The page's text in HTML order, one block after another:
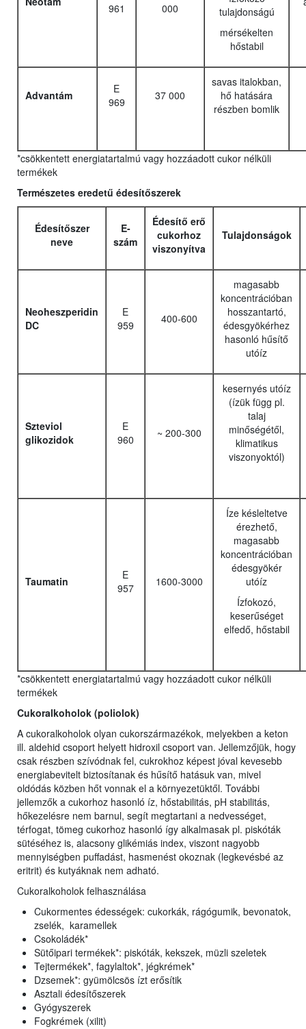
961
000
tulajdonságú
mérsékelten
hőstabil
Advantám
E
969
37 000
savas italokban,
hő hatására
részben bomlik
*csökkentett energiatartalmú vagy hozzáadott cukor nélküli
termékek
Természetes eredetű édesítőszerek
Édesítőszer
neve
E-
szám
Édesítő erő
cukorhoz
viszonyítva
Tulajdonságok
Neoheszperidin
DC
E
959
400-600
magasabb
koncentrációban
hosszantartó,
édesgyökérhez
hasonló hűsítő
utóíz
Szteviol
glikozidok
E
960
~ 200-300
kesernyés utóíz
(ízük függ pl.
talaj
minőségétől,
klimatikus
viszonyoktól)
Taumatin
E
957
1600-3000
Íze késleltetve
érezhető,
magasabb
koncentrációban
édesgyökér
utóíz
Ízfokozó,
keserűséget
elfedő, hőstabil
*csökkentett energiatartalmú vagy hozzáadott cukor nélküli
termékek
Cukoralkoholok (poliolok)
A cukoralkoholok olyan cukorszármazékok, melyekben a keton
ill. aldehid csoport helyett hidroxil csoport van. Jellemzőjük, hogy
csak részben szívódnak fel, cukrokhoz képest jóval kevesebb
energiabevitelt biztosítanak és hűsítő hatásuk van, mivel
oldódás közben hőt vonnak el a környezetüktől. További
jellemzők a cukorhoz hasonló íz, hőstabilitás, pH stabilitás,
hőkezelésre nem barnul, segít megtartani a nedvességet,
térfogat, tömeg cukorhoz hasonló így alkalmasak pl. piskóták
sütéséhez is, alacsony glikémiás index, viszont nagyobb
mennyiségben puffadást, hasmenést okoznak (legkevésbé az
eritrit) és kutyáknak nem adható.
Cukoralkoholok felhasználása
Cukormentes édességek: cukorkák, rágógumik, bevonatok,
zselék, karamellek
Csokoládék*
Sütőipari termékek*: piskóták, kekszek, müzli szeletek
Tejtermékek*, fagylaltok*, jégkrémek*
Dzsemek*: gyümölcsös ízt erősítik
Asztali édesítőszerek
Gyógyszerek
Fogkrémek (xilit)